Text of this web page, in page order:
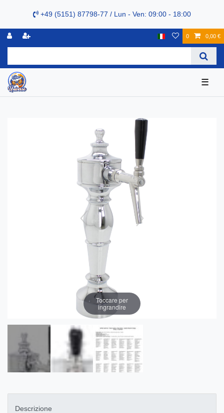
+49 (5151) 87798-77 / Lun - Ven: 09:00 - 18:00
0 0,00 €
☰
Toccare per
ingrandire
Descrizione